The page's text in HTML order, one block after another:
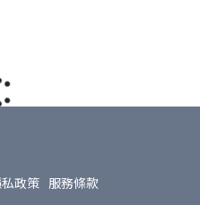
政策 服務條款